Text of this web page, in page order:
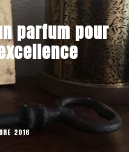
parfum pour
2016